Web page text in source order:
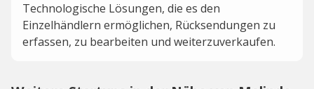
Technologische Lösungen, die es den
Einzelhändlern ermöglichen, Rücksendungen zu
erfassen, zu bearbeiten und weiterzuverkaufen.